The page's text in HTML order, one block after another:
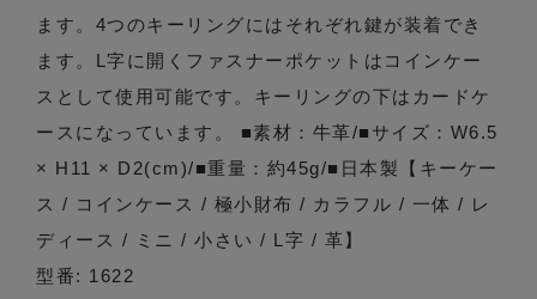
ます。4つのキーリングにはそれぞれ鍵が装着でき
ます。L字に開くファスナーポケットはコインケー
スとして使用可能です。キーリングの下はカードケ
ースになっています。 ■素材：牛革/■サイズ：W6.5
× H11 × D2(cm)/■重量：約45g/■日本製【キーケー
ス / コインケース / 極小財布 / カラフル / 一体 / レ
ディース / ミニ / 小さい / L字 / 革】
型番: 1622